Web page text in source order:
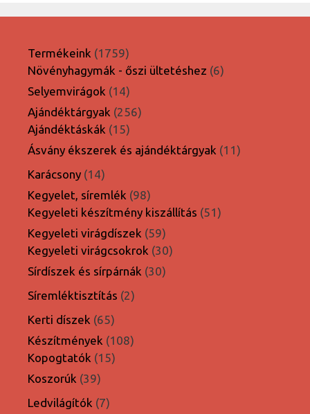
Termékeink 17591759
termék
Növényhagymák - őszi ültetéshez 66
Selyemvirágok 1414
termék
Ajándéktárgyak 256256
Ajándéktáskák 1515
termék
Ásvány ékszerek és ajándéktárgyak 1111
Karácsony 1414
termék
Kegyelet, síremlék 9898
termék
Kegyeleti készítmény kiszállítás 5151
Kegyeleti virágdíszek 5959
termék
Kegyeleti virágcsokrok 3030
Sírdíszek és sírpárnák 3030
Síremléktisztítás 22
Kerti díszek 6565
termék
Készítmények 108108
Kopogtatók 1515
Koszorúk 3939
termék
Ledvilágítók 77